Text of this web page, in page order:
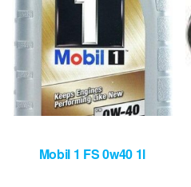
Mobil 1 FS 0w40 1l